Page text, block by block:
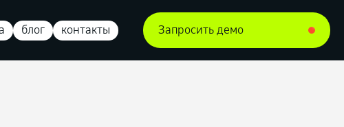
блог контакты Запросить демо